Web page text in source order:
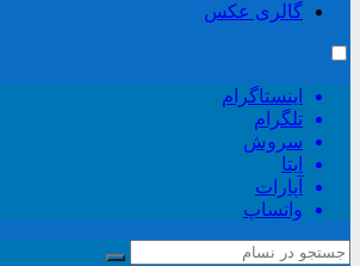
گالری عکس
اینستاگرام
تلگرام
سروش
ایتا
آپارات
واتساپ